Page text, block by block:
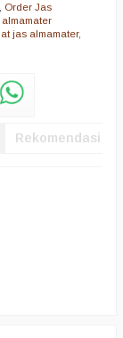
Order Jas
jas almamater,
Rekomendasi